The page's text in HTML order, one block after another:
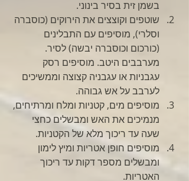
בשמן זית בסיר בינוני.
שוטפים וקוצצים את הירוקים (כוסברה
וסלרי), מוסיפים עם התבלינים
(כורכום וכוסברה יבשה) לסיר.
מערבבים היטב. מוסיפים רסק
עגבניות או עגבניה קצוצה וממשיכים
לערבב על אש גבוהה.
מוסיפים מים, קטניות ומלח ומרתיחים,
מנמיכים את האש ומבשלים כחצי
שעה עד ריכוך מלא של הקטניות.
מוסיפים חופן אטריות ומיץ לימון
ומבשלים מספר דקות עד ריכוך
האטריות.